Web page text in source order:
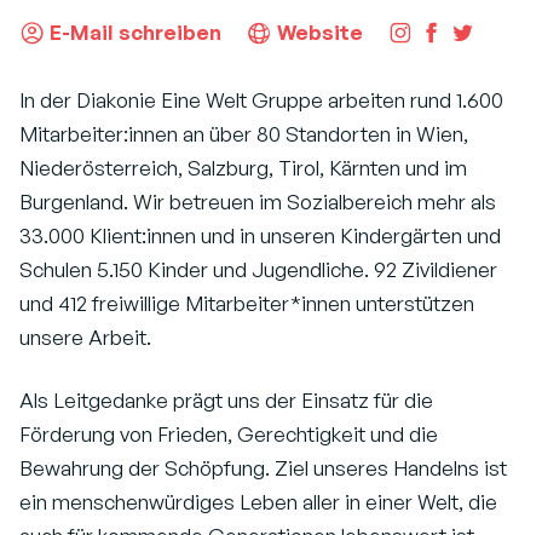
E-Mail schreiben Website
In der Diakonie Eine Welt Gruppe arbeiten rund 1.600
Mitarbeiter:innen an über 80 Standorten in Wien,
Niederösterreich, Salzburg, Tirol, Kärnten und im
Burgenland. Wir betreuen im Sozialbereich mehr als
33.000 Klient:innen und in unseren Kindergärten und
Schulen 5.150 Kinder und Jugendliche. 92 Zivildiener
und 412 freiwillige Mitarbeiter*innen unterstützen
unsere Arbeit.
Als Leitgedanke prägt uns der Einsatz für die
Förderung von Frieden, Gerechtigkeit und die
Bewahrung der Schöpfung. Ziel unseres Handelns ist
ein menschenwürdiges Leben aller in einer Welt, die